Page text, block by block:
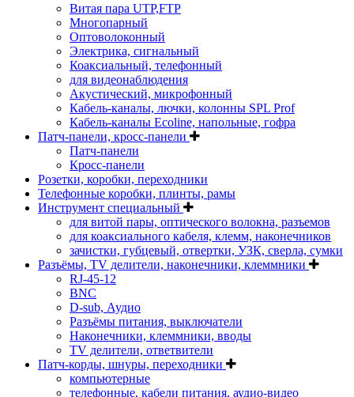
Витая пара UTP,FTP
Многопарный
Оптоволоконный
Электрика, сигнальный
Коаксиальный, телефонный
для видеонаблюдения
Акустический, микрофонный
Кабель-каналы, лючки, колонны SPL Prof
Кабель-каналы Ecoline, напольные, гофра
Патч-панели, кросс-панели
Патч-панели
Кросс-панели
Розетки, коробки, переходники
Телефонные коробки, плинты, рамы
Инструмент специальный
для витой пары, оптического волокна, разъемов
для коаксиального кабеля, клемм, наконечников
зачистки, губцевый, отвертки, УЗК, сверла, сумки
Разъёмы, TV делители, наконечники, клеммники
RJ-45-12
BNC
D-sub, Аудио
Разъёмы питания, выключатели
Наконечники, клеммники, вводы
ТV делители, ответвители
Патч-корды, шнуры, переходники
компьютерные
телефонные, кабели питания, аудио-видео